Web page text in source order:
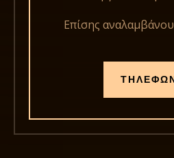
Επίσης